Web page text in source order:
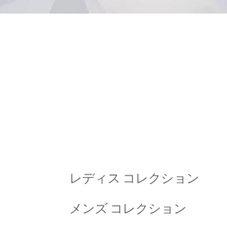
レディス コレクション
メンズ コレクション